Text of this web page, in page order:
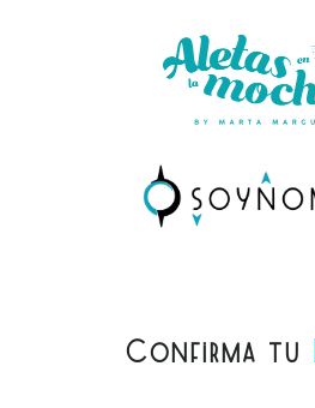
Confirma tu